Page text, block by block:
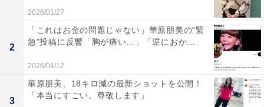
2026/01/27
2
「これはお金の問題じゃない」華原朋美の“緊
急”投稿に反響「胸が痛い…」「逆におか...
2026/04/12
3
華原朋美、18キロ減の最新ショットを公開！
「本当にすごい。尊敬します」